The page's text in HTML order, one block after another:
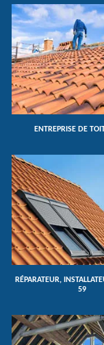
ENTREPRISE DE
RÉPARATEUR,
59